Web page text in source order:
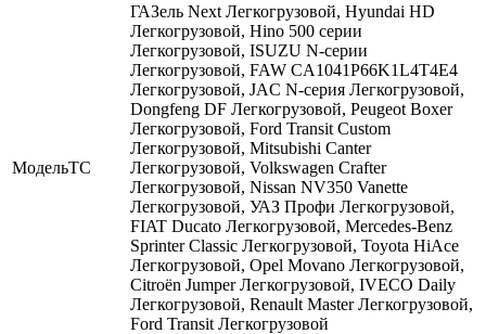
МодельТС
ГАЗель Next Легкогрузовой, Hyundai HD
Легкогрузовой, Hino 500 серии
Легкогрузовой, ISUZU N-серии
Легкогрузовой, FAW CA1041P66K1L4T4E4
Легкогрузовой, JAC N-серия Легкогрузовой,
Dongfeng DF Легкогрузовой, Peugeot Boxer
Легкогрузовой, Ford Transit Custom
Легкогрузовой, Mitsubishi Canter
Легкогрузовой, Volkswagen Crafter
Легкогрузовой, Nissan NV350 Vanette
Легкогрузовой, УАЗ Профи Легкогрузовой,
FIAT Ducato Легкогрузовой, Mercedes-Benz
Sprinter Classic Легкогрузовой, Toyota HiAce
Легкогрузовой, Opel Movano Легкогрузовой,
Citroën Jumper Легкогрузовой, IVECO Daily
Легкогрузовой, Renault Master Легкогрузовой,
Ford Transit Легкогрузовой